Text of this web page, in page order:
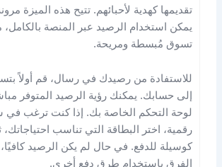
تقديمها كهدية لأحبائهم. تتيح هذه الميزة
يمكن استخدام الرصيد عبر المنصة بالكامل،
تسوق مُبسطة ومريحة.
للاستفادة من رصيدك في رسال، قم أولاً
إلى حسابك. يمكنك رؤية الرصيد المتوفر
لوحة التحكم الخاصة بك. إذا كنت ترغب في
رقمية، اختر البطاقة التي تناسب احتياجاتك،
كوسيلة للدفع. في حال لم يكن الرصيد
الفرق باستخدام طرق دفع أخرى.